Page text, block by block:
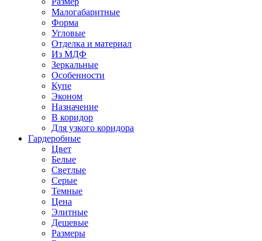
Малогабаритные
Форма
Угловые
Отделка и материал
Из МДФ
Зеркальные
Особенности
Купе
Эконом
Назначение
В коридор
Для узкого коридора
Гардеробные
Цвет
Белые
Светлые
Серые
Темные
Цена
Элитные
Дешевые
Размеры